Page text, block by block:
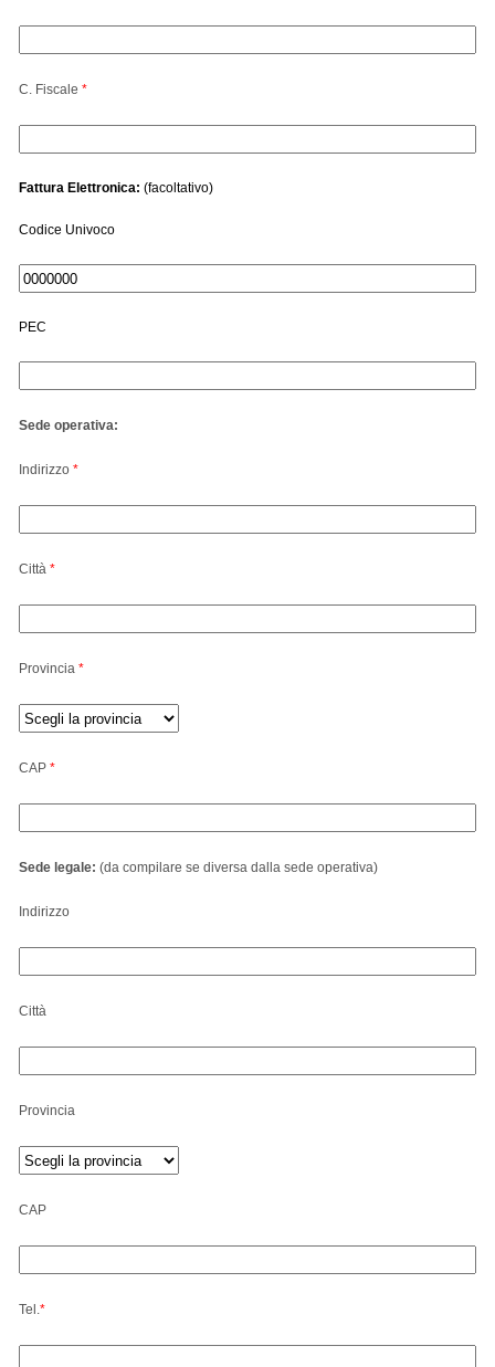
C. Fiscale*
Fattura Elettronica: (facoltativo)
Codice Univoco
PEC
Sede operativa:
Indirizzo*
Città*
Provincia*
CAP*
Sede legale: (da compilare se diversa dalla sede operativa)
Indirizzo
Città
Provincia
CAP
Tel.*